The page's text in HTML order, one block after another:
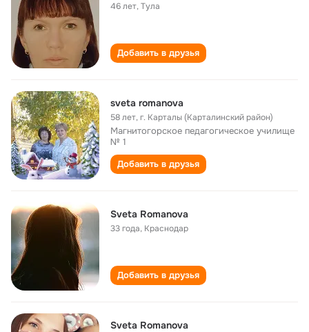
46 лет,Тула
Добавить в друзья
sveta romanova
58 лет,г. Карталы (Карталинский район)
Магнитогорское педагогическое училище
№ 1
Добавить в друзья
Sveta Romanova
33 года, Краснодар
Добавить в друзья
Sveta Romanova